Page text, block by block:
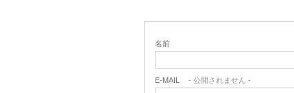
名前
E-MAIL - 公開されません -